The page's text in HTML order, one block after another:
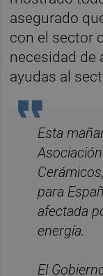
asegurado
con el sector
necesidad de
ayudas al
Esta
para
afectada
energía.
El